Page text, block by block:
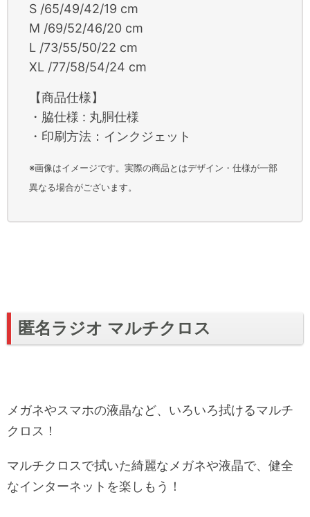
S /65/49/42/19 cm
M /69/52/46/20 cm
L /73/55/50/22 cm
XL /77/58/54/24 cm
【商品仕様】
・脇仕様 : 丸胴仕様
・印刷方法：インクジェット
※画像はイメージです。実際の商品とはデザイン・仕様が一部
異なる場合がございます。
匿名ラジオ マルチクロス
メガネやスマホの液晶など、いろいろ拭けるマルチ
クロス！
マルチクロスで拭いた綺麗なメガネや液晶で、健全
なインターネットを楽しもう！